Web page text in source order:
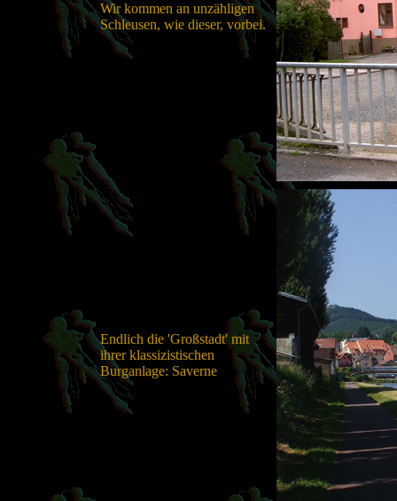
Wir kommen an unzähligen
Schleusen, wie dieser, vorbei.
Endlich die 'Großstadt' mit
ihrer klassizistischen
Burganlage: Saverne